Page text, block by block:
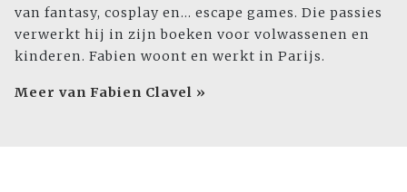
van fantasy, cosplay en... escape games. Die passies
verwerkt hij in zijn boeken voor volwassenen en
kinderen. Fabien woont en werkt in Parijs.
Meer van Fabien Clavel »